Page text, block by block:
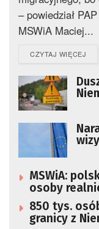
– powiedział
MSWiA Maciej...
CZYTAJ WIĘCEJ
MSWiA:
osoby
państwem
850 tys.
granicy z